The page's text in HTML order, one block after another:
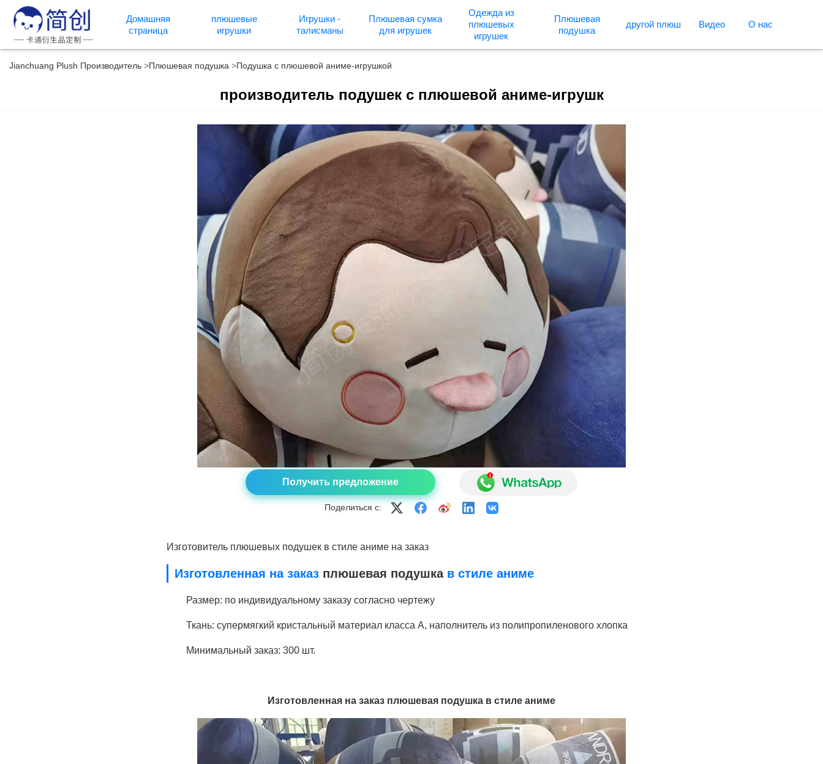
Домашняя
страница
плюшевые
игрушки
Игрушки -
талисманы
Плюшевая сумка
для игрушек
Одежда из
плюшевых
игрушек
Плюшевая
подушка
другой плюш Видео О нас
Jianchuang Plush Производитель Плюшевая подушка Подушка с плюшевой аниме-игрушкой
производитель подушек с плюшевой аниме-игрушк
Получить предложение
Поделиться с:
Изготовитель плюшевых подушек в стиле аниме на заказ
Изготовленная на заказ плюшевая подушкав стиле аниме
Размер: по индивидуальному заказу согласно чертежу
Ткань: супермягкий кристальный материал класса А, наполнитель из полипропиленового хлопка
Минимальный заказ: 300 шт.
Изготовленная на заказ плюшевая подушка в стиле аниме